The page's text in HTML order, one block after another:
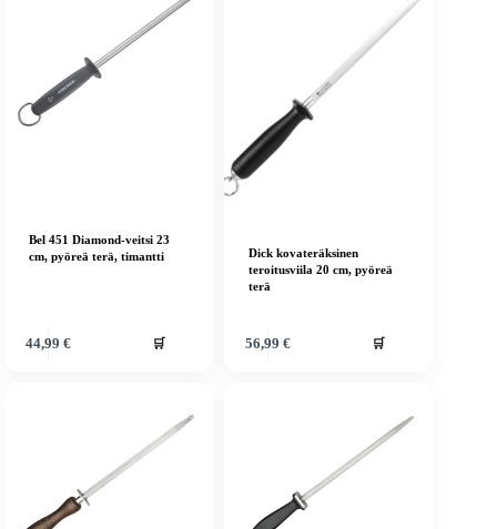
Bel 451 Diamond-veitsi 23
cm, pyöreä terä, timantti
44,99 € 🛒
Dick kovateräksinen
teroitusviila 20 cm, pyöreä
terä
56,99 € 🛒